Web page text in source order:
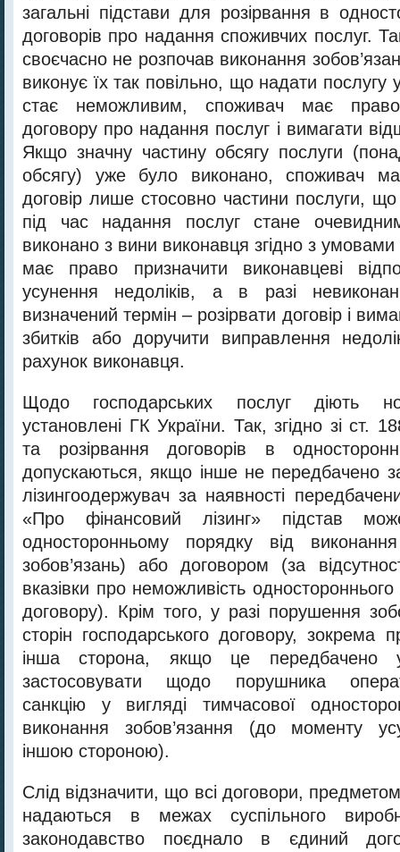
загальні підстави для розірвання в
договорів про надання споживчих послуг.
своєчасно не розпочав виконання
виконує їх так повільно, що надати послугу
стає неможливим, споживач має право
договору про надання послуг і вимагати
Якщо значну частину обсягу послуги
обсягу) уже було виконано, споживач
договір лише стосовно частини послуги,
під час надання послуг стане
виконано з вини виконавця згідно з
має право призначити виконавцеві
усунення недоліків, а в разі
визначений термін – розірвати договір і
збитків або доручити виправлення
рахунок виконавця.
Щодо господарських послуг діють
установлені ГК України. Так, згідно зі ст.
та розірвання договорів в
допускаються, якщо інше не передбачено
лізингоодержувач за наявності
«Про фінансовий лізинг» підстав
односторонньому порядку від
зобов’язань) або договором (за
вказівки про неможливість
договору). Крім того, у разі порушення
сторін господарського договору, зокрема
інша сторона, якщо це передбачено
застосовувати щодо порушника
санкцію у вигляді тимчасової
виконання зобов’язання (до моменту
іншою стороною).
Слід відзначити, що всі договори,
надаються в межах суспільного
законодавство поєднало в єдиний